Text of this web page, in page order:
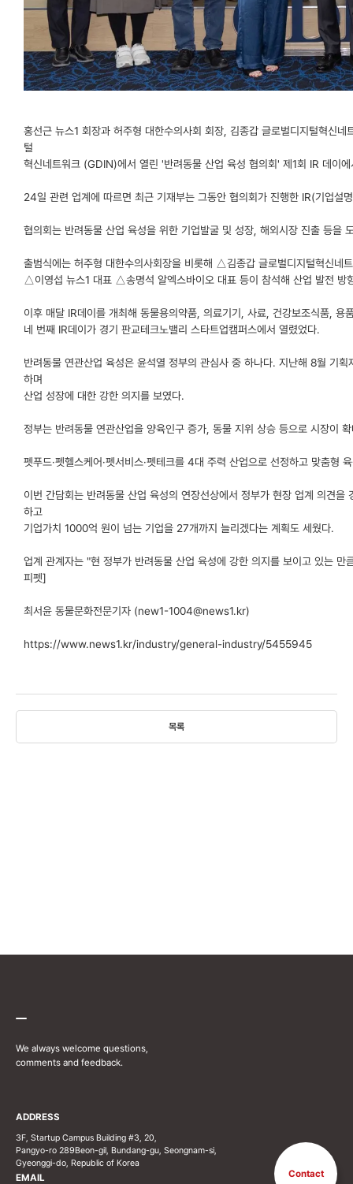
홍선근 뉴스1 회장과 허주형 대한수의사회 회장, 김종갑 글로벌디지털혁신
털
혁신네트워크 (GDIN)에서 열린 '반려동물 산업 육성 협의회' 제1회 IR 데
24일 관련 업계에 따르면 최근 기재부는 그동안 협의회가 진행한 IR(기업설
협의회는 반려동물 산업 육성을 위한 기업발굴 및 성장, 해외시장 진출 등을
출범식에는 허주형 대한수의사회장을 비롯해 △김종갑 글로벌디지털혁신
△이영섭 뉴스1 대표 △송명석 알엑스바이오 대표 등이 참석해 산업 발전 방
이후 매달 IR데이를 개최해 동물용의약품, 의료기기, 사료, 건강보조식품,
네 번째 IR데이가 경기 판교테크노밸리 스타트업캠퍼스에서 열렸었다.
반려동물 연관산업 육성은 윤석열 정부의 관심사 중 하나다. 지난해 8월 기
하며
산업 성장에 대한 강한 의지를 보였다.
정부는 반려동물 연관산업을 양육인구 증가, 동물 지위 상승 등으로 시장이
펫푸드·펫헬스케어·펫서비스·펫테크를 4대 주력 산업으로 선정하고 맞춤
이번 간담회는 반려동물 산업 육성의 연장선상에서 정부가 현장 업계 의견
하고
기업가치 1000억 원이 넘는 기업을 27개까지 늘리겠다는 계획도 세웠다.
업계 관계자는 "현 정부가 반려동물 산업 육성에 강한 의지를 보이고 있는
피펫]
최서윤 동물문화전문기자 (new1-1004@news1.kr)
https://www.news1.kr/industry/general-industry/5455945
목록
We always welcome questions,
comments and feedback.
ADDRESS
3F, Startup Campus Building #3, 20,
Pangyo-ro 289Beon-gil, Bundang-gu, Seongnam-si,
Gyeonggi-do, Republic of Korea
EMAIL Contact